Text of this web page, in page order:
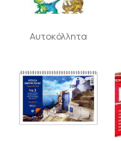
Αυτοκόλλητα